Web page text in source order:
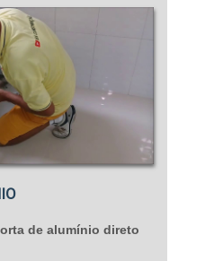
de alumínio direto